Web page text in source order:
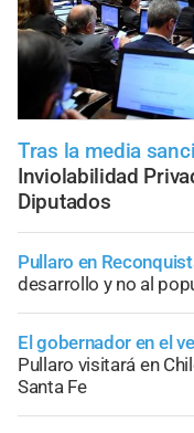
Tras la media
Inviolabilidad
Diputados
Pullaro en
desarrollo y no al
El gobernador en el
Pullaro visitará en
Santa Fe